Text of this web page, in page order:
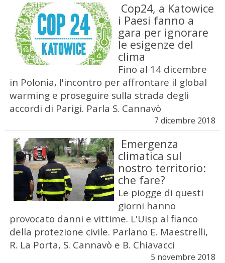
Cop24, a Katowice
i Paesi fanno a
gara per ignorare
le esigenze del
clima
Fino al 14 dicembre
in Polonia, l'incontro per affrontare il global
warming e proseguire sulla strada degli
accordi di Parigi. Parla S. Cannavò
7 dicembre 2018
Emergenza
climatica sul
nostro territorio:
che fare?
Le piogge di questi
giorni hanno
provocato danni e vittime. L'Uisp al fianco
della protezione civile. Parlano E. Maestrelli,
R. La Porta, S. Cannavò e B. Chiavacci
5 novembre 2018